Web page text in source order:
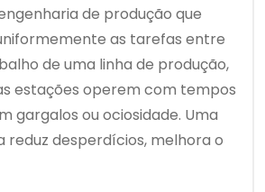
de produção que
as tarefas entre
de uma linha de produção,
estações operem com tempos
gargalos ou ociosidade. Uma
reduz desperdícios, melhora o